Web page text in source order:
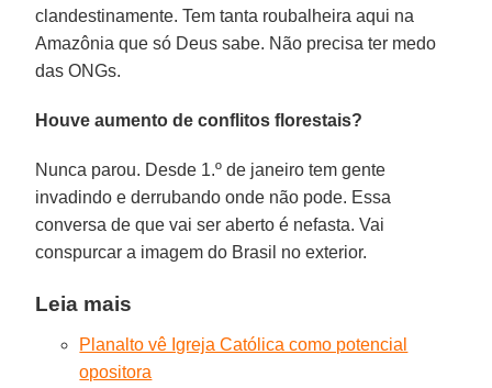
clandestinamente. Tem tanta roubalheira aqui na
Amazônia que só Deus sabe. Não precisa ter medo
das ONGs.
Houve aumento de conflitos florestais?
Nunca parou. Desde 1.º de janeiro tem gente
invadindo e derrubando onde não pode. Essa
conversa de que vai ser aberto é nefasta. Vai
conspurcar a imagem do Brasil no exterior.
Leia mais
Planalto vê Igreja Católica como potencial
opositora